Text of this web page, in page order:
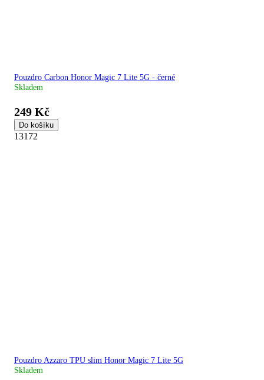
Pouzdro Carbon Honor Magic 7 Lite 5G - černé
Skladem
249 Kč
Do košíku
13172
Pouzdro Azzaro TPU slim Honor Magic 7 Lite 5G
Skladem